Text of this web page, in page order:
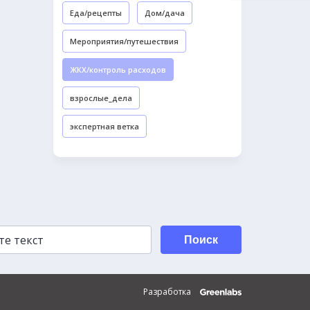
Еда/рецепты Дом/дача
Мероприятия/путешествия
ЖКХ/контроль расходов
взрослые_дела
экспертная ветка
Поиск
Разработка